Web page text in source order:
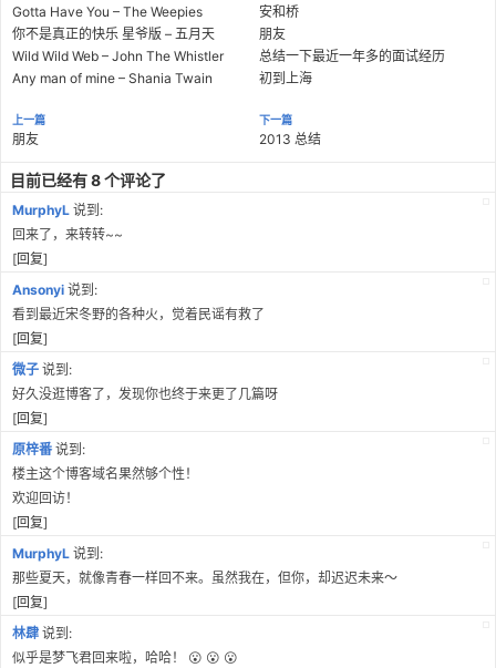
Gotta Have You – The Weepies
你不是真正的快乐 星爷版 – 五月天
Wild Wild Web – John The Whistler
Any man of mine – Shania Twain
安和桥
朋友
总结一下最近一年多的面试经历
初到上海
上一篇
朋友
下一篇
2013 总结
目前已经有 8 个评论了
MurphyL 说到:
回来了，来转转~~
[回复]
Ansonyi 说到:
看到最近宋冬野的各种火，觉着民谣有救了
[回复]
微子 说到:
好久没逛博客了，发现你也终于来更了几篇呀
[回复]
原梓番 说到:
楼主这个博客域名果然够个性！
欢迎回访！
[回复]
MurphyL 说到:
那些夏天，就像青春一样回不来。虽然我在，但你，却迟迟未来～
[回复]
林肆 说到:
似乎是梦飞君回来啦，哈哈！ 😮 😮 😮